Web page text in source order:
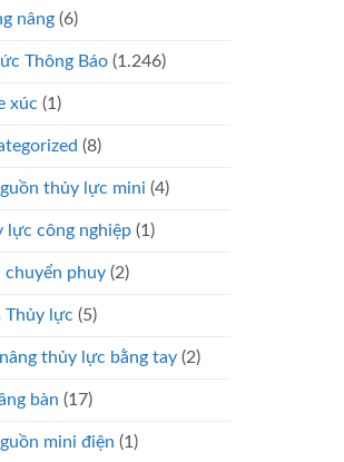
nâng (6)
Thông Báo (1.246)
xúc (1)
(8)
thủy lực mini (4)
lực công nghiệp (1)
chuyển phuy (2)
Thủy lực (5)
thủy lực bằng tay (2)
bàn (17)
mini điện (1)